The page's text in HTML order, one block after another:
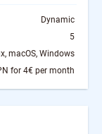
Dynamic
5
macOS, Windows
for 4€ per month